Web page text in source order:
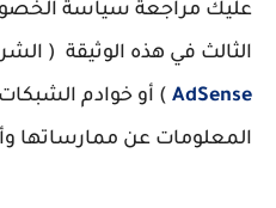
عليك مراجعة سياسة
الثالث في هذه الوثيقة (
AdSense ) أو خوادم الشبكات
المعلومات عن ممارساتها